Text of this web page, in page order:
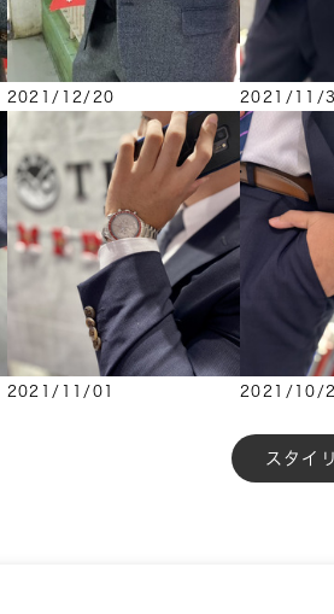
2021/12/20 2021/11/
2021/11/01 2021/10/